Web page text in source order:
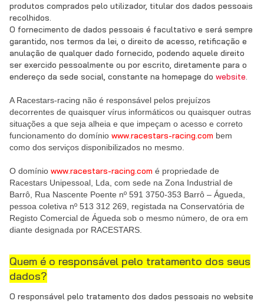
produtos comprados pelo utilizador, titular dos dados pessoais
recolhidos.
O fornecimento de dados pessoais é facultativo e será sempre
garantido, nos termos da lei, o direito de acesso, retificação e
anulação de qualquer dado fornecido, podendo aquele direito
ser exercido pessoalmente ou por escrito, diretamente para o
endereço da sede social, constante na homepage do website.
A Racestars-racing não é responsável pelos prejuízos
decorrentes de quaisquer vírus informáticos ou quaisquer outras
situações a que seja alheia e que impeçam o acesso e correto
funcionamento do domínio www.racestars-racing.com bem
como dos serviços disponibilizados no mesmo.
O domínio www.racestars-racing.com é propriedade de
Racestars Unipessoal, Lda, com sede na Zona Industrial de
Barrô, Rua Nascente Poente nº 591 3750-353 Barrô – Águeda,
pessoa coletiva nº 513 312 269, registada na Conservatória de
Registo Comercial de Águeda sob o mesmo número, de ora em
diante designada por RACESTARS.
Quem é o responsável pelo tratamento dos seus
dados?
O responsável pelo tratamento dos dados pessoais no website